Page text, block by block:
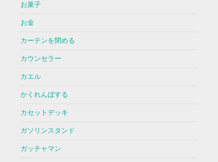
お菓子
お金
カーテンを閉める
カウンセラー
カエル
かくれんぼする
カセットデッキ
ガソリンスタンド
ガッチャマン